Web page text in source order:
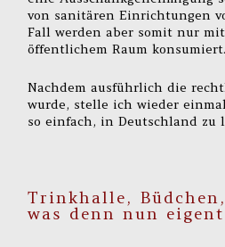
von sanitären Einrichtungen
Fall werden aber somit nur
öffentlichem Raum konsumiert.
Nachdem ausführlich die
wurde, stelle ich wieder
so einfach, in Deutschland zu
Trinkhalle,
was denn nun